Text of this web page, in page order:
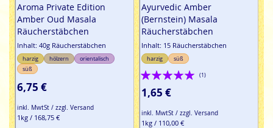
Aroma Private Edition
Amber Oud Masala
Räucherstäbchen
Inhalt: 40g Räucherstäbchen
harzig hölzern
orientalisch
süß
6,75 €
inkl. MwtSt / zzgl. Versand
1kg / 168,75 €
Ayurvedic Amber
(Bernstein) Masala
Räucherstäbchen
Inhalt: 15 Räucherstäbchen
harzig süß
Bewertung:
100%
(1)
1,65 €
inkl. MwtSt / zzgl. Versand
1kg / 110,00 €